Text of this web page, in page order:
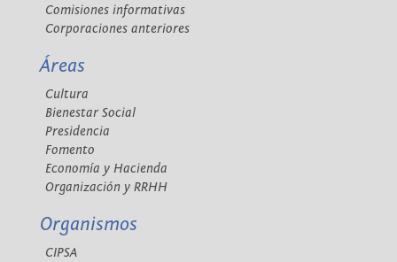
Comisiones informativas
Corporaciones anteriores
Áreas
Cultura
Bienestar Social
Presidencia
Fomento
Economía y Hacienda
Organización y RRHH
Organismos
CIPSA